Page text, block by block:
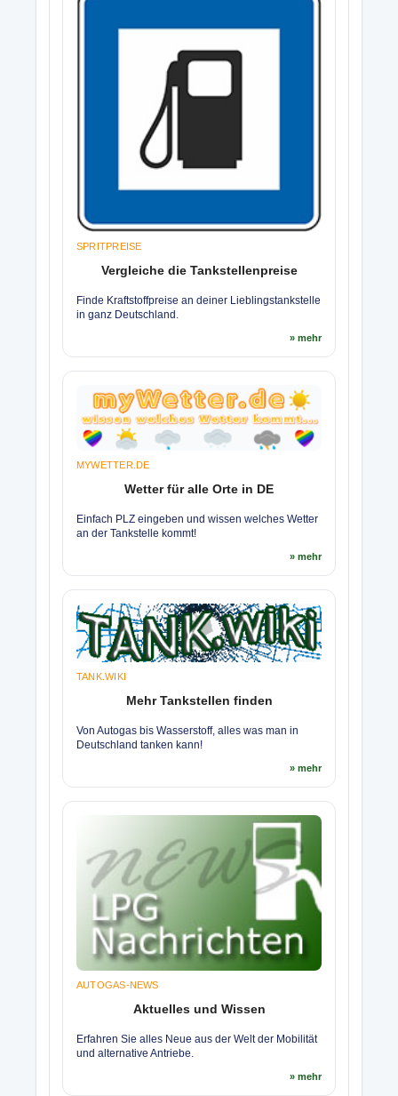
SPRITPREISE
Vergleiche die Tankstellenpreise
Finde Kraftstoffpreise an deiner Lieblingstankstelle
in ganz Deutschland.
» mehr
MYWETTER.DE
Wetter für alle Orte in DE
Einfach PLZ eingeben und wissen welches Wetter
an der Tankstelle kommt!
» mehr
TANK.WIKI
Mehr Tankstellen finden
Von Autogas bis Wasserstoff, alles was man in
Deutschland tanken kann!
» mehr
AUTOGAS-NEWS
Aktuelles und Wissen
Erfahren Sie alles Neue aus der Welt der Mobilität
und alternative Antriebe.
» mehr